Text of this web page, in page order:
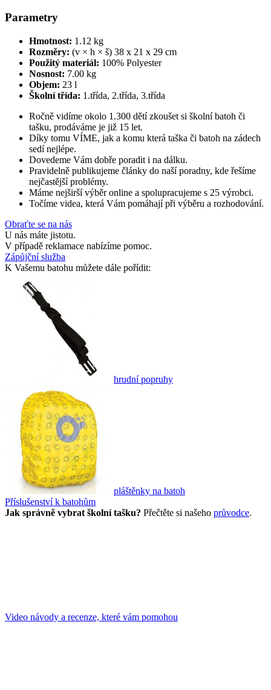
Parametry
Hmotnost: 1.12 kg
Rozměry: (v × h × š) 38 x 21 x 29 cm
Použitý materiál: 100% Polyester
Nosnost: 7.00 kg
Objem: 23 l
Školní třída: 1.třída, 2.třída, 3.třída
Ročně vidíme okolo 1.300 dětí zkoušet si školní batoh či
tašku, prodáváme je již 15 let.
Díky tomu VÍME, jak a komu která taška či batoh na zádech
sedí nejlépe.
Dovedeme Vám dobře poradit i na dálku.
Pravidelně publikujeme články do naší poradny, kde řešíme
nejčastější problémy.
Máme nejširší výběr online a spolupracujeme s 25 výrobci.
Točíme videa, která Vám pomáhají při výběru a rozhodování.
Obraťte se na nás
U nás máte jistotu.
V případě reklamace nabízíme pomoc.
Zápůjční služba
K Vašemu batohu můžete dále pořídit:
hrudní popruhy
pláštěnky na batoh
Příslušenství k batohům
Jak správně vybrat školní tašku? Přečtěte si našeho průvodce.
Video návody a recenze, které vám pomohou